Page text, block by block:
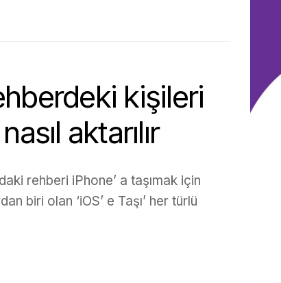
kişileri
aktarılır
rehberi iPhone’ a taşımak için
biri olan ‘iOS’ e Taşı’ her türlü